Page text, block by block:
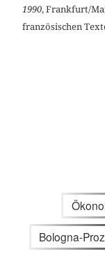
1990, Frankfurt/
französischen
Bologna-